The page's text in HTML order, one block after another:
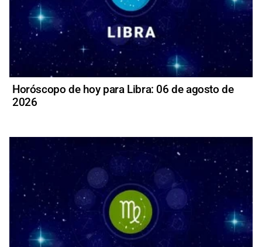
Horóscopo de hoy para Libra: 06 de agosto de
2026